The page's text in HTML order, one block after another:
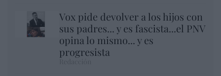
Vox pide devolver a los hijos con
sus padres... y es fascista...el PNV
opina lo mismo... y es
progresista